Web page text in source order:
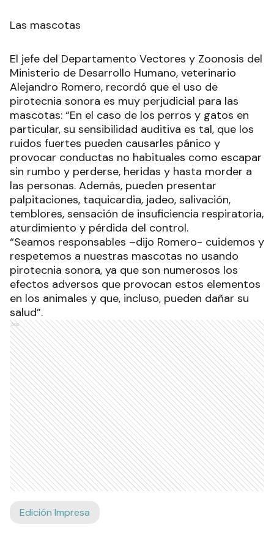
Las mascotas
El jefe del Departamento Vectores y Zoonosis del
Ministerio de Desarrollo Humano, veterinario
Alejandro Romero, recordó que el uso de
pirotecnia sonora es muy perjudicial para las
mascotas: “En el caso de los perros y gatos en
particular, su sensibilidad auditiva es tal, que los
ruidos fuertes pueden causarles pánico y
provocar conductas no habituales como escapar
sin rumbo y perderse, heridas y hasta morder a
las personas. Además, pueden presentar
palpitaciones, taquicardia, jadeo, salivación,
temblores, sensación de insuficiencia respiratoria,
aturdimiento y pérdida del control.
“Seamos responsables –dijo Romero- cuidemos y
respetemos a nuestras mascotas no usando
pirotecnia sonora, ya que son numerosos los
efectos adversos que provocan estos elementos
en los animales y que, incluso, pueden dañar su
salud”.
Ads
Edición Impresa